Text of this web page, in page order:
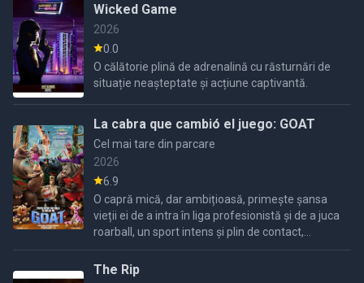
Wicked Game
2026
0.0
O călătorie plină de adrenalină cu răsturnări de
situație neașteptate și acțiune captivantă.
La cabra que cambió el juego: GOAT
Cel mai tare din parcare
2026
6.9
O capră mică, dar ambițioasă, primește șansa
vieții ei de a intra în liga profesionistă și de a juca
roarball, un sport intens și plin de contact,
dominat de cele mai rapide și puternice animale.
The Rip